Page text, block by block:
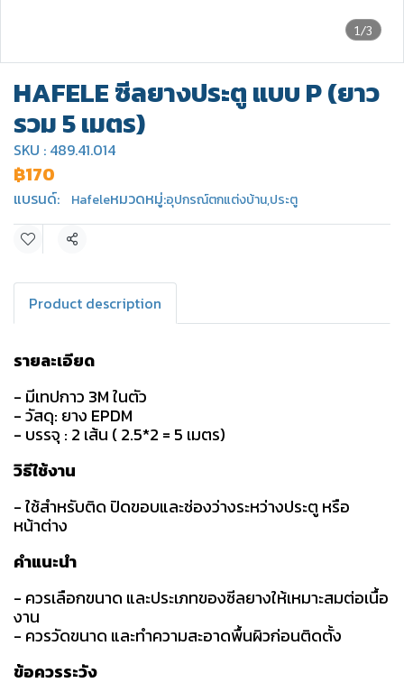
1/3
HAFELE ซีลยางประตู แบบ P (ยาว
รวม 5 เมตร)
SKU : 489.41.014
฿170
แบรนด์: Hafeleหมวดหมู่:อุปกรณ์ตกแต่งบ้าน,ประตู
แชร์
Product description
รายละเอียด
- มีเทปกาว 3M ในตัว
- วัสดุ: ยาง EPDM
- บรรจุ : 2 เส้น ( 2.5*2 = 5 เมตร)
วิธีใช้งาน
- ใช้สำหรับติด ปิดขอบและช่องว่างระหว่างประตู หรือ
หน้าต่าง
คำแนะนำ
- ควรเลือกขนาด และประเภทของซีลยางให้เหมาะสมต่อเนื้อ
งาน
- ควรวัดขนาด และทำความสะอาดพื้นผิวก่อนติดตั้ง
ข้อควรระวัง